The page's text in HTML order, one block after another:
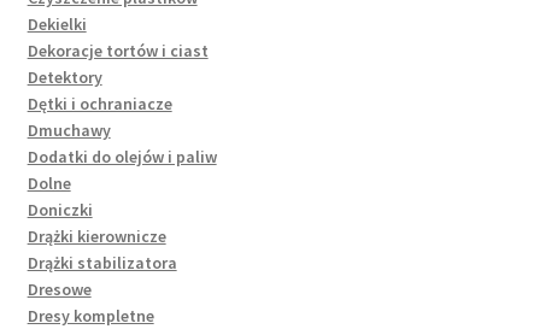
Dekielki
Dekoracje tortów i ciast
Detektory
Dętki i ochraniacze
Dmuchawy
Dodatki do olejów i paliw
Dolne
Doniczki
Drążki kierownicze
Drążki stabilizatora
Dresowe
Dresy kompletne